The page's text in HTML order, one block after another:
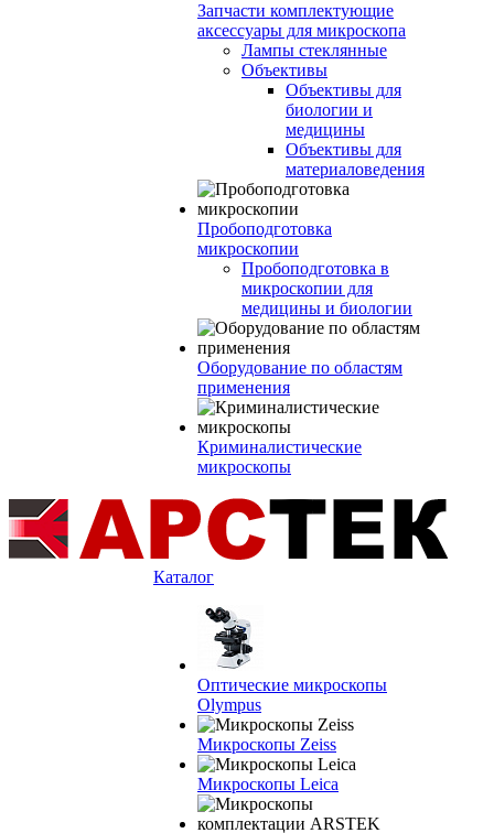
Запчасти комплектующие
аксессуары для микроскопа
Лампы стеклянные
Объективы
Объективы для
биологии и
медицины
Объективы для
материаловедения
Пробоподготовка
микроскопии
Пробоподготовка в
микроскопии для
медицины и биологии
Оборудование по областям
применения
Криминалистические
микроскопы
Каталог
Оптические микроскопы
Olympus
Микроскопы Zeiss
Микроскопы Leica